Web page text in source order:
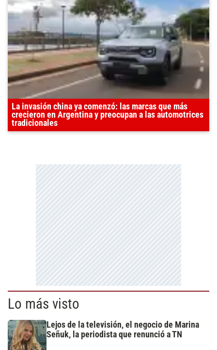
La invasión china ya comenzó: las marcas que más
crecieron en Argentina y preocupan a las automotrices
tradicionales
Lo más visto
Lejos de la televisión, el negocio de Marina
Señuk, la periodista que renunció a TN